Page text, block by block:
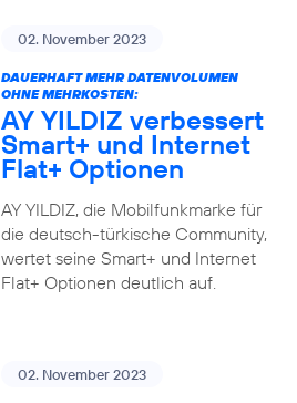
02. November 2023
DAUERHAFT MEHR DATENVOLUMEN
OHNE MEHRKOSTEN:
AY YILDIZ verbessert
Smart+ und Internet
Flat+ Optionen
AY YILDIZ, die Mobilfunkmarke für
die deutsch-türkische Community,
wertet seine Smart+ und Internet
Flat+ Optionen deutlich auf.
02. November 2023